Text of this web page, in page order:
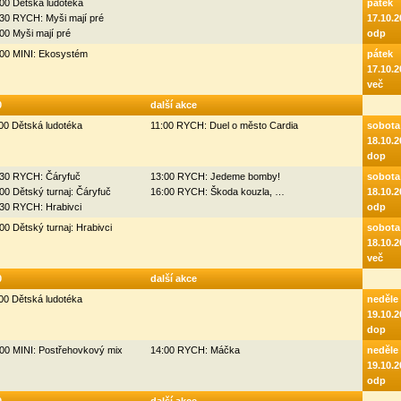
Dětská ludotéka
RYCH: Myši mají pré
Myši mají pré
pátek
odp
MINI: Ekosystém
pátek
več
další akce
Dětská ludotéka 11:00 RYCH: Duel o město Cardia
sobota
dop
RYCH: Čáryfuč
Dětský turnaj: Čáryfuč
RYCH: Hrabivci
13:00 RYCH: Jedeme bomby!
16:00 RYCH: Škoda kouzla, …
sobota
odp
Dětský turnaj: Hrabivci
sobota
več
další akce
Dětská ludotéka
neděle
dop
MINI: Postřehovkový mix 14:00 RYCH: Máčka
neděle
odp